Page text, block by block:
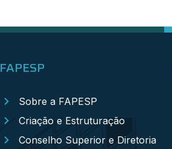
FAPESP
Sobre a FAPESP
Criação e Estruturação
Conselho Superior e Diretoria